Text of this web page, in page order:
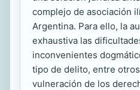
complejo de asociación
Argentina. Para ello, la
exhaustiva las
inconvenientes
tipo de delito, entre
vulneración de los